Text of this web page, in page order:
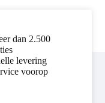
dan 2.500
levering
voorop